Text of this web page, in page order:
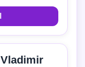
Vladimir